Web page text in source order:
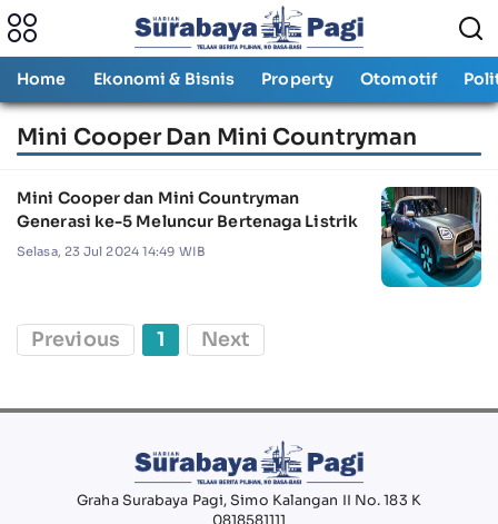
Home Ekonomi & Bisnis Property Otomotif
Mini Cooper Dan Mini Countryman
Mini Cooper dan Mini Countryman
Generasi ke-5 Meluncur Bertenaga Listrik
Selasa, 23 Jul 2024 14:49 WIB
Previous 1 Next
Graha Surabaya Pagi, Simo Kalangan II No. 183 K
0818581111